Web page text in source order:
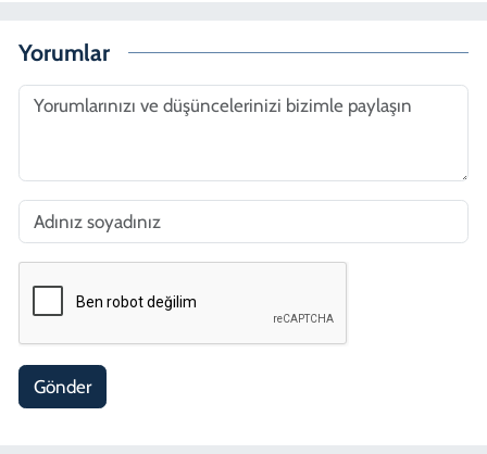
Yorumlar
Gönder